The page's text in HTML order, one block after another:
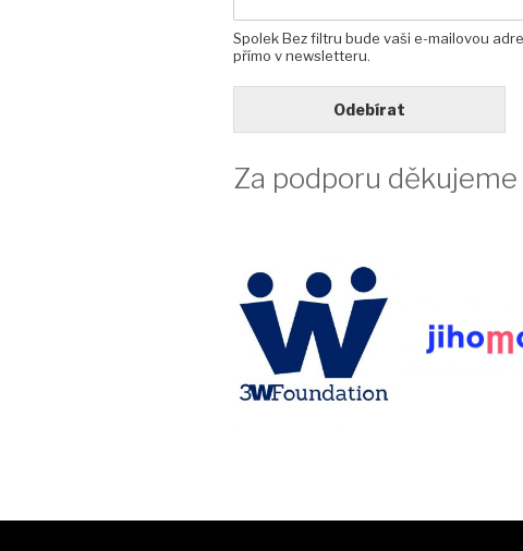
Spolek Bez filtru bude vaši e-mailovou
přímo v newsletteru.
Odebírat
Za podporu děkujeme